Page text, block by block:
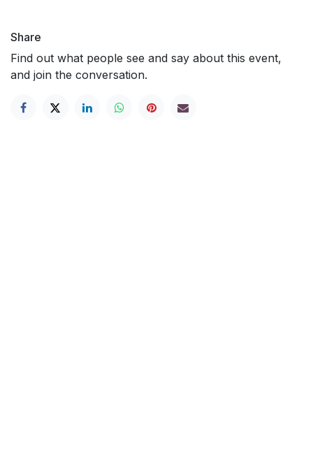
Share
Find out what people see and say about this event,
and join the conversation.